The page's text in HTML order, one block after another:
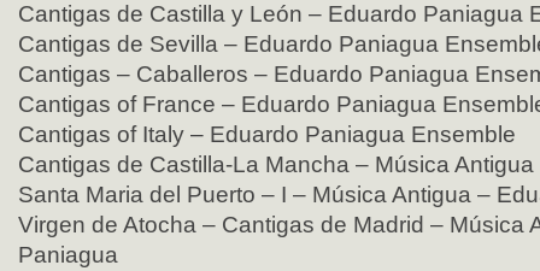
Cantigas de Castilla y León – Eduardo Paniagua
Cantigas de Sevilla – Eduardo Paniagua
Cantigas – Caballeros – Eduardo Paniagua
Cantigas of France – Eduardo Paniagua
Cantigas of Italy – Eduardo Paniagua Ensemble
Cantigas de Castilla-La Mancha – Música
Santa Maria del Puerto – I – Música Antigua –
Virgen de Atocha – Cantigas de Madrid – Música
Paniagua